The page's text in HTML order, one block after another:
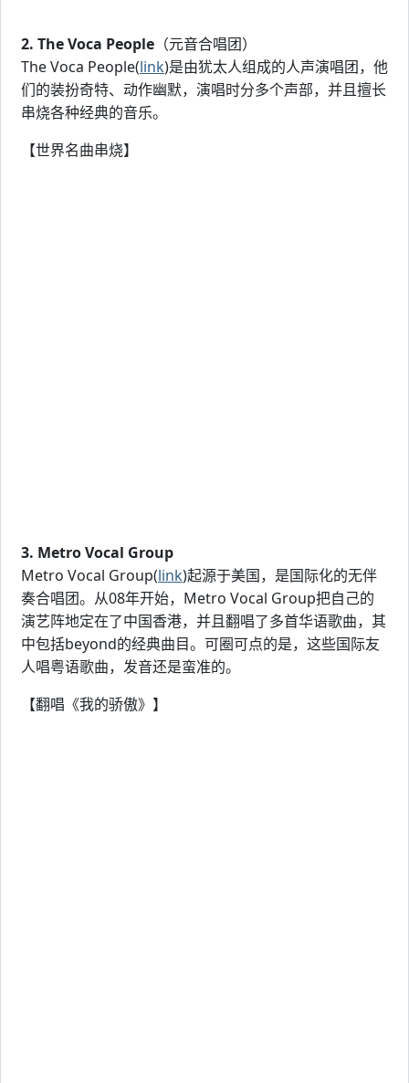
2. The Voca People （元音合唱团）
The Voca People(link)是由犹太人组成的人声演唱团，他
们的装扮奇特、动作幽默，演唱时分多个声部，并且擅长
串烧各种经典的音乐。
【世界名曲串烧】
3. Metro Vocal Group
Metro Vocal Group(link)起源于美国，是国际化的无伴
奏合唱团。从08年开始，Metro Vocal Group把自己的
演艺阵地定在了中国香港，并且翻唱了多首华语歌曲，其
中包括beyond的经典曲目。可圈可点的是，这些国际友
人唱粤语歌曲，发音还是蛮准的。
【翻唱《我的骄傲》】